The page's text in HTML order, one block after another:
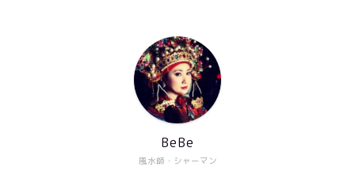
風水師・シャーマン
BeBe